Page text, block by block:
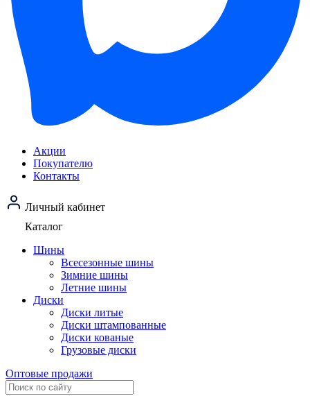
Акции
Покупателю
Контакты
Личный кабинет
Каталог
Шины
Всесезонные шины
Зимние шины
Летние шины
Диски
Диски литые
Диски штампованные
Диски кованые
Грузовые диски
Оптовые продажи